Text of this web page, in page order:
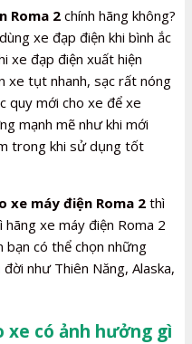
Roma 2 chính hãng không?
xe đạp điện khi bình ắc
xe đạp điện xuất hiện
xe tụt nhanh, sạc rất nóng
quy mới cho xe để xe
mạnh mẽ như khi mới
trong khi sử dụng tốt
xe máy điện Roma 2thì
xe máy điện Roma 2
bạn có thể chọn những
như Thiên Năng, Alaska,
xe có ảnh hưởng gì